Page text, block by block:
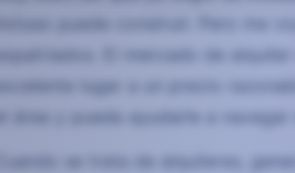
expatriados. El mercado de
excelente lugar a un precio
el área y pueda ayudarle a
Cuando se trata de alquileres,